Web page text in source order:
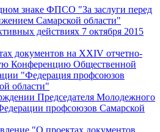
знаке ФПСО "За заслуги перед
Самарской области"
действиях 7 октября 2015
документов на XXIV отчетно-
Конференцию Общественной
"Федерация профсоюзов
области"
Председателя Молодежного
профсоюзов Самарской
"О проектах документов